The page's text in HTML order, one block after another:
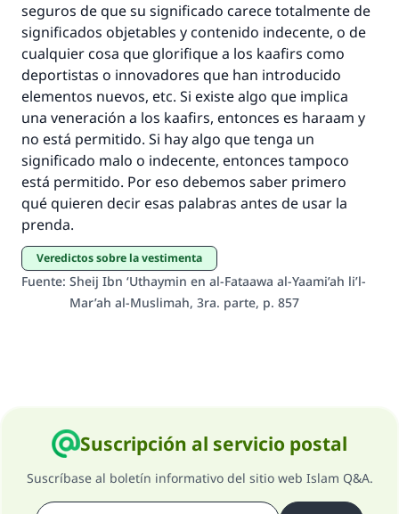
seguros de que su significado carece totalmente de
significados objetables y contenido indecente, o de
cualquier cosa que glorifique a los kaafirs como
deportistas o innovadores que han introducido
elementos nuevos, etc. Si existe algo que implica
una veneración a los kaafirs, entonces es haraam y
no está permitido. Si hay algo que tenga un
significado malo o indecente, entonces tampoco
está permitido. Por eso debemos saber primero
qué quieren decir esas palabras antes de usar la
prenda.
Veredictos sobre la vestimenta
Fuente: Sheij Ibn ‘Uthaymin en al-Fataawa al-Yaami’ah li’l-
Mar’ah al-Muslimah, 3ra. parte, p. 857
Suscripción al servicio postal
Suscríbase al boletín informativo del sitio web Islam Q&A.
matrimonio.
Desde la Q hasta la A, su contribución ayuda a
IslamQA.
Profeta ﷺ dijo:
"Una persona que orienta a otros a hacer el
bien obtendrá la misma recompensa que
aquellos que lo realicen."
(MUSLIM, 1893)
Contribuir